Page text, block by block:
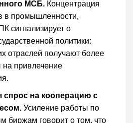
МСБ. Концентрация
в промышленности,
сигнализирует о
политики:
отраслей получают более
привлечение
спрос на кооперацию с
Усиление работы по
биржам говорит о том, что